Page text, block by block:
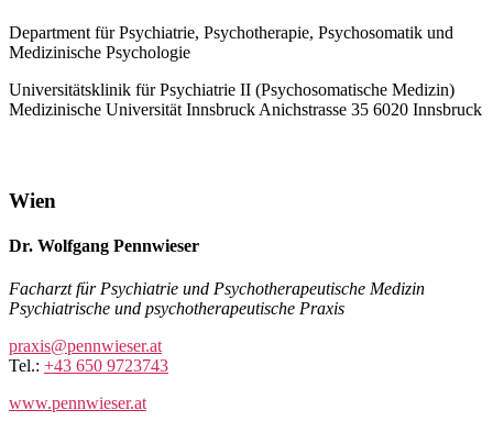
Department für Psychiatrie, Psychotherapie, Psychosomatik und
Medizinische Psychologie
Universitätsklinik für Psychiatrie II (Psychosomatische Medizin)
Medizinische Universität Innsbruck Anichstrasse 35 6020 Innsbruck
Wien
Dr. Wolfgang Pennwieser
Facharzt für Psychiatrie und Psychotherapeutische Medizin
Psychiatrische und psychotherapeutische Praxis
praxis@pennwieser.at
Tel.: +43 650 9723743
www.pennwieser.at